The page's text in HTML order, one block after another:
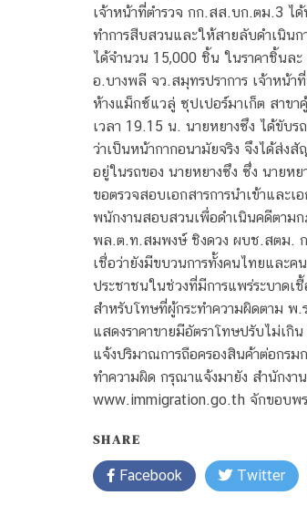
เจ้าหน้าที่ตำรวจ กก.สส.บก.ตม.3 ไ
ทำการสืบสวนและให้สายลับดำเนิน
ได้จำนวน 15,000 ชิ้น ในราคาชิ้นล
อ.บางพลี จว.สมุทรปราการ เจ้าหน้า
ห้างแม็กซ์แวลู่ ซุปเปอร์มาเก็ต สาขา
เวลา 19.15 น. นายหยางซึง ได้ขับ
ว่าเป็นหน้ากากอนามัยจริง จึงได้ส่ง
อยู่ในรถของ นายหยางซึง ซึ่ง นายห
ขอตรวจสอบเอกสารการนำเข้าและ
พนักงานสอบสวนเพื่อดำเนินคดีตาม
พล.ต.ท.สมพงษ์ ชิงดวง ผบช.สตม. ก
เชื่อว่ายังมีขบวนการทั้งคนไทยและค
ประชาชนในช่วงที่มีการแพร่ระบาดเ
สำหรับโทษที่ผู้กระทำความผิดตาม พ
แสดงราคาขายมีอัตราโทษปรับไม่เ
แจ้งปริมาณการถือครองสินค้าต่อกร
ทำความผิด กรุณาแจ้งมายัง สำนักง
www.immigration.go.th จักขอบพ
SHARE
Facebook Twitter